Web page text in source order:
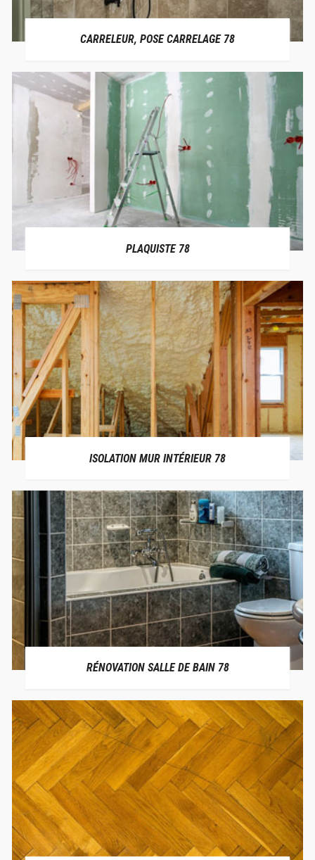
CARRELEUR, POSE CARRELAGE 78
PLAQUISTE 78
ISOLATION MUR INTÉRIEUR 78
RÉNOVATION SALLE DE BAIN 78